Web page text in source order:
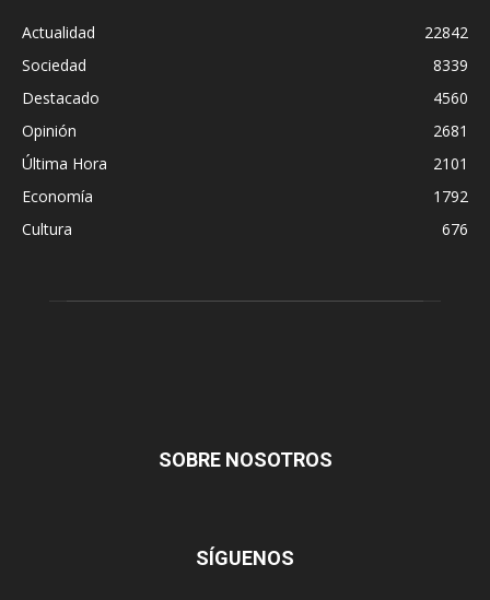
Actualidad
22842
Sociedad
8339
Destacado
4560
Opinión
2681
Última Hora
2101
Economía
1792
Cultura
676
SOBRE NOSOTROS
SÍGUENOS